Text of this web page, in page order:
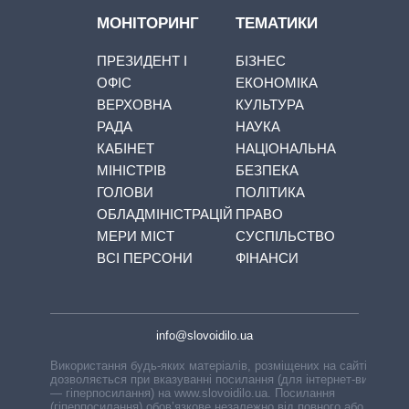
МОНІТОРИНГ
ПРЕЗИДЕНТ І
ОФІС
ВЕРХОВНА
РАДА
КАБІНЕТ
МІНІСТРІВ
ГОЛОВИ
ОБЛАДМІНІСТРАЦІЙ
МЕРИ МІСТ
ВСІ ПЕРСОНИ
ТЕМАТИКИ
БІЗНЕС
ЕКОНОМІКА
КУЛЬТУРА
НАУКА
НАЦІОНАЛЬНА
БЕЗПЕКА
ПОЛІТИКА
ПРАВО
СУСПІЛЬСТВО
ФІНАНСИ
info@slovoidilo.ua
Використання будь-яких матеріалів, розміщених на сайті,
дозволяється при вказуванні посилання (для інтернет-видань
— гіперпосилання) на www.slovoidilo.ua. Посилання